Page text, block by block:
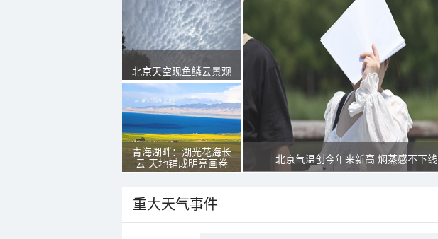
北京天空现鱼鳞云景观
青海湖畔：湖光花海长
云 天地铺成明亮画卷
北京气温创今年来新高 焖蒸感不下线
重大天气事件